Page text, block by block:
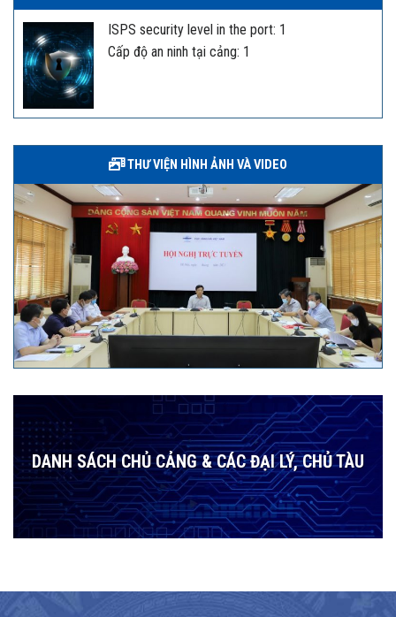
ISPS security level in the port: 1
Cấp độ an ninh tại cảng: 1
THƯ VIỆN HÌNH ẢNH VÀ VIDEO
DANH SÁCH CHỦ CẢNG & CÁC ĐẠI LÝ, CHỦ TÀU